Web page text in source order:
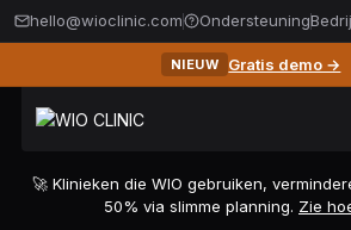
hello@wioclinic.com Ondersteuning
NIEUW Gratis demo →
🚀 Klinieken die WIO gebruiken,
50% via slimme planning. Zie